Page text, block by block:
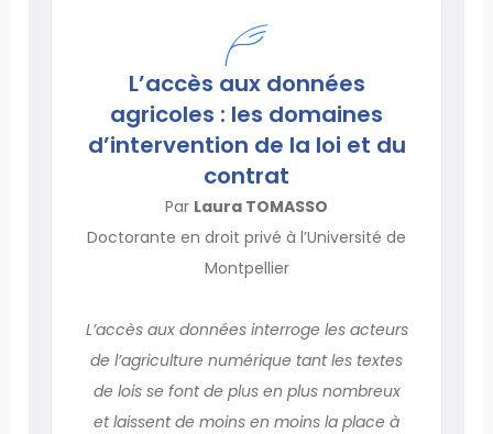
L’accès aux données
agricoles : les domaines
d’intervention de la loi et du
contrat
Par Laura TOMASSO
Doctorante en droit privé à l’Université de
Montpellier
L’accès aux données interroge les acteurs
de l’agriculture numérique tant les textes
de lois se font de plus en plus nombreux
et laissent de moins en moins la place à